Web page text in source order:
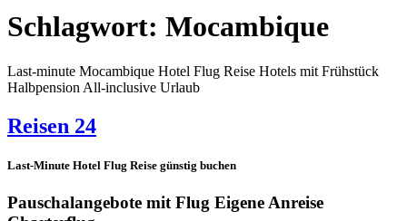
Schlagwort: Mocambique
Last-minute Mocambique Hotel Flug Reise Hotels mit Frühstück
Halbpension All-inclusive Urlaub
Reisen 24
Last-Minute Hotel Flug Reise günstig buchen
Pauschalangebote mit Flug Eigene Anreise